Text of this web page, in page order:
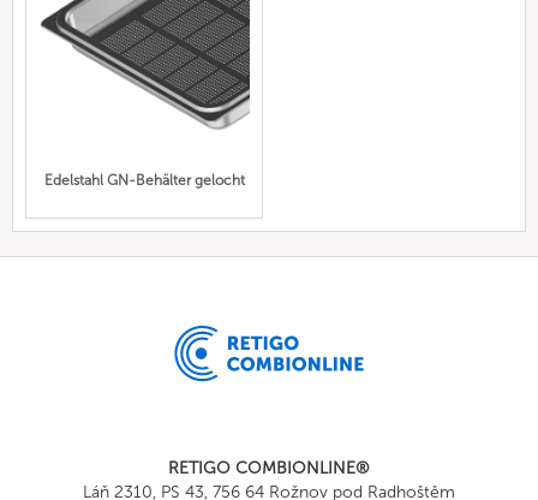
Edelstahl GN-Behälter gelocht
RETIGO COMBIONLINE®
Láň 2310, PS 43, 756 64 Rožnov pod Radhoštěm